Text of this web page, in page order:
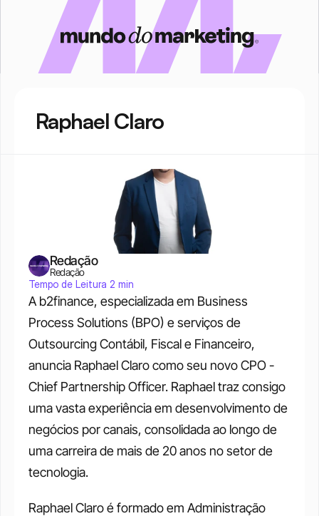
Raphael Claro
A b2finance, especializada em Business
Process Solutions (BPO) e serviços de
Outsourcing Contábil, Fiscal e Financeiro,
anuncia Raphael Claro como seu novo CPO -
Chief Partnership Officer. Raphael traz consigo
uma vasta experiência em desenvolvimento de
negócios por canais, consolidada ao longo de
uma carreira de mais de 20 anos no setor de
tecnologia.
Raphael Claro é formado em Administração
Redação
Redação
Tempo de Leitura 2 min